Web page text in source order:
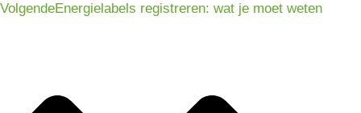
VolgendeEnergielabels registreren: wat je moet weten